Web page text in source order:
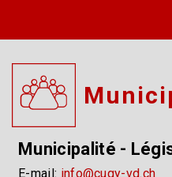
Municipalité -
E-mail: info@cugy-vd.ch